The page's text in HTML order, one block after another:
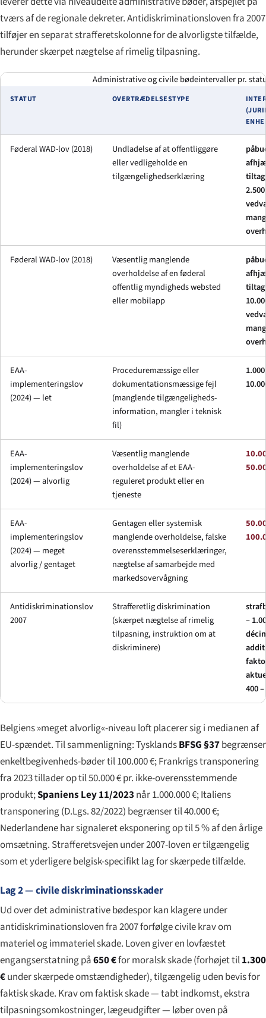
tværs af de regionale dekreter. Antidiskriminationsloven fra 2007
tilføjer en separat strafferetskolonne for de alvorligste tilfælde,
herunder skærpet nægtelse af rimelig tilpasning.
Administrative og civile bødeintervaller pr.
STATUT OVERTRÆDELSESTYPE
Føderal WAD-lov (2018)
Undladelse af at offentliggøre
eller vedligeholde en
tilgængelighedserklæring
Føderal WAD-lov (2018)
Væsentlig manglende
overholdelse af en føderal
offentlig myndigheds websted
eller mobilapp
EAA-
implementeringslov
(2024) — let
Proceduremæssige eller
dokumentationsmæssige fejl
(manglende tilgængeligheds-
information, mangler i teknisk
fil)
EAA-
implementeringslov
(2024) — alvorlig
Væsentlig manglende
overholdelse af et EAA-
reguleret produkt eller en
tjeneste
EAA-
implementeringslov
(2024) — meget
alvorlig / gentaget
Gentagen eller systemisk
manglende overholdelse, falske
overensstemmelseserklæringer,
nægtelse af samarbejde med
markedsovervågning
Antidiskriminationslov
2007
Strafferetlig diskrimination
(skærpet nægtelse af rimelig
tilpasning, instruktion om at
diskriminere)
–
400
Belgiens »meget alvorlig«-niveau loft placerer sig i medianen af
EU-spændet. Til sammenligning: TysklandsBFSG §37begrænser
enkeltbegivenheds-bøder til 100.000 €; Frankrigs transponering
fra 2023 tillader op til 50.000 € pr. ikke-overensstemmende
produkt;Spaniens Ley 11/2023 når 1.000.000 €; Italiens
transponering (D.Lgs. 82/2022) begrænser til 40.000 €;
Nederlandene har signaleret eksponering op til 5 % af den årlige
omsætning. Strafferetsvejen under 2007-loven er tilgængelig
som et yderligere belgisk-specifikt lag for skærpede tilfælde.
Lag 2 — civile diskriminationsskader
Ud over det administrative bødespor kan klagere under
antidiskriminationsloven fra 2007 forfølge civile krav om
materiel og immateriel skade. Loven giver en lovfæstet
engangserstatning på650 €for moralsk skade (forhøjet til1.300
€under skærpede omstændigheder), tilgængelig uden bevis for
faktisk skade. Krav om faktisk skade — tabt indkomst, ekstra
tilpasningsomkostninger, lægeudgifter — løber oven på